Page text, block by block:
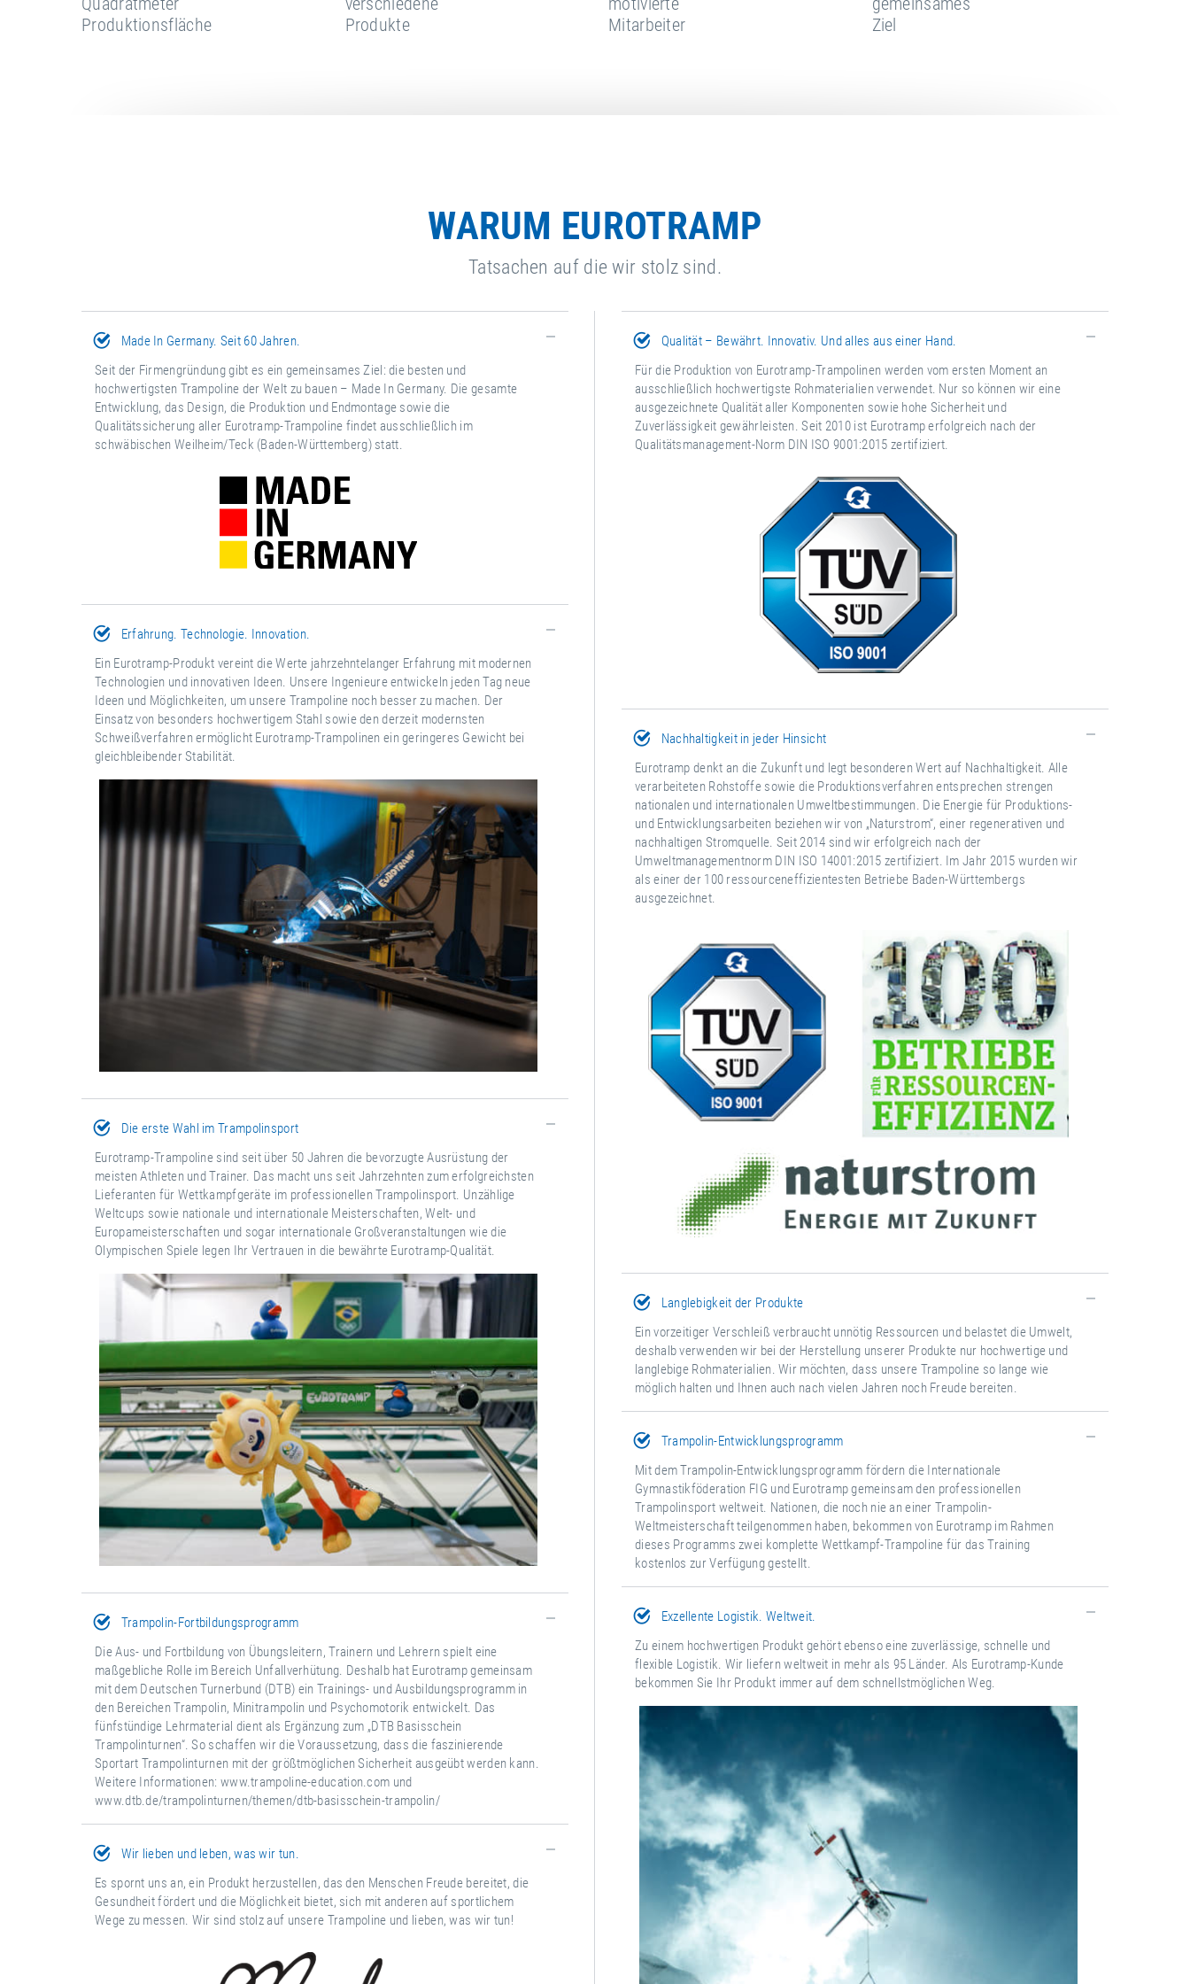
Produktionsfläche
Produkte
Mitarbeiter
Ziel
WARUM EUROTRAMP
Tatsachen auf die wir stolz sind.
Made In Germany. Seit 60 Jahren.
Seit der Firmengründung gibt es ein gemeinsames Ziel: die besten und
hochwertigsten Trampoline der Welt zu bauen – Made In Germany. Die gesamte
Entwicklung, das Design, die Produktion und Endmontage sowie die
Qualitätssicherung aller Eurotramp-Trampoline findet ausschließlich im
schwäbischen Weilheim/Teck (Baden-Württemberg) statt.
Erfahrung. Technologie. Innovation.
Ein Eurotramp-Produkt vereint die Werte jahrzehntelanger Erfahrung mit modernen
Technologien und innovativen Ideen. Unsere Ingenieure entwickeln jeden Tag neue
Ideen und Möglichkeiten, um unsere Trampoline noch besser zu machen. Der
Einsatz von besonders hochwertigem Stahl sowie den derzeit modernsten
Schweißverfahren ermöglicht Eurotramp-Trampolinen ein geringeres Gewicht bei
gleichbleibender Stabilität.
Die erste Wahl im Trampolinsport
Eurotramp-Trampoline sind seit über 50 Jahren die bevorzugte Ausrüstung der
meisten Athleten und Trainer. Das macht uns seit Jahrzehnten zum erfolgreichsten
Lieferanten für Wettkampfgeräte im professionellen Trampolinsport. Unzählige
Weltcups sowie nationale und internationale Meisterschaften, Welt- und
Europameisterschaften und sogar internationale Großveranstaltungen wie die
Olympischen Spiele legen Ihr Vertrauen in die bewährte Eurotramp-Qualität.
Trampolin-Fortbildungsprogramm
Die Aus- und Fortbildung von Übungsleitern, Trainern und Lehrern spielt eine
maßgebliche Rolle im Bereich Unfallverhütung. Deshalb hat Eurotramp gemeinsam
mit dem Deutschen Turnerbund (DTB) ein Trainings- und Ausbildungsprogramm in
den Bereichen Trampolin, Minitrampolin und Psychomotorik entwickelt. Das
fünfstündige Lehrmaterial dient als Ergänzung zum „DTB Basisschein
Trampolinturnen“. So schaffen wir die Voraussetzung, dass die faszinierende
Sportart Trampolinturnen mit der größtmöglichen Sicherheit ausgeübt werden kann.
Weitere Informationen: www.trampoline-education.com und
www.dtb.de/trampolinturnen/themen/dtb-basisschein-trampolin/
Wir lieben und leben, was wir tun.
Es spornt uns an, ein Produkt herzustellen, das den Menschen Freude bereitet, die
Gesundheit fördert und die Möglichkeit bietet, sich mit anderen auf sportlichem
Wege zu messen. Wir sind stolz auf unsere Trampoline und lieben, was wir tun!
Qualität – Bewährt. Innovativ. Und alles aus einer Hand.
Für die Produktion von Eurotramp-Trampolinen werden vom ersten Moment an
ausschließlich hochwertigste Rohmaterialien verwendet. Nur so können wir eine
ausgezeichnete Qualität aller Komponenten sowie hohe Sicherheit und
Zuverlässigkeit gewährleisten. Seit 2010 ist Eurotramp erfolgreich nach der
Qualitätsmanagement-Norm DIN ISO 9001:2015 zertifiziert.
Nachhaltigkeit in jeder Hinsicht
Eurotramp denkt an die Zukunft und legt besonderen Wert auf Nachhaltigkeit. Alle
verarbeiteten Rohstoffe sowie die Produktionsverfahren entsprechen strengen
nationalen und internationalen Umweltbestimmungen. Die Energie für Produktions-
und Entwicklungsarbeiten beziehen wir von „Naturstrom“, einer regenerativen und
nachhaltigen Stromquelle. Seit 2014 sind wir erfolgreich nach der
Umweltmanagementnorm DIN ISO 14001:2015 zertifiziert. Im Jahr 2015 wurden wir
als einer der 100 ressourceneffizientesten Betriebe Baden-Württembergs
ausgezeichnet.
Langlebigkeit der Produkte
Ein vorzeitiger Verschleiß verbraucht unnötig Ressourcen und belastet die Umwelt,
deshalb verwenden wir bei der Herstellung unserer Produkte nur hochwertige und
langlebige Rohmaterialien. Wir möchten, dass unsere Trampoline so lange wie
möglich halten und Ihnen auch nach vielen Jahren noch Freude bereiten.
Trampolin-Entwicklungsprogramm
Mit dem Trampolin-Entwicklungsprogramm fördern die Internationale
Gymnastikföderation FIG und Eurotramp gemeinsam den professionellen
Trampolinsport weltweit. Nationen, die noch nie an einer Trampolin-
Weltmeisterschaft teilgenommen haben, bekommen von Eurotramp im Rahmen
dieses Programms zwei komplette Wettkampf-Trampoline für das Training
kostenlos zur Verfügung gestellt.
Exzellente Logistik. Weltweit.
Zu einem hochwertigen Produkt gehört ebenso eine zuverlässige, schnelle und
flexible Logistik. Wir liefern weltweit in mehr als 95 Länder. Als Eurotramp-Kunde
bekommen Sie Ihr Produkt immer auf dem schnellstmöglichen Weg.